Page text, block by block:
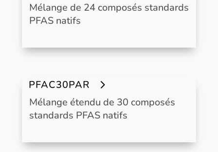
Mélange de 24 composés standards
PFAS natifs
PFAC30PAR
Mélange étendu de 30 composés
standards PFAS natifs